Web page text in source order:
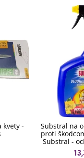
kvety -
Substral na
proti
Substral -